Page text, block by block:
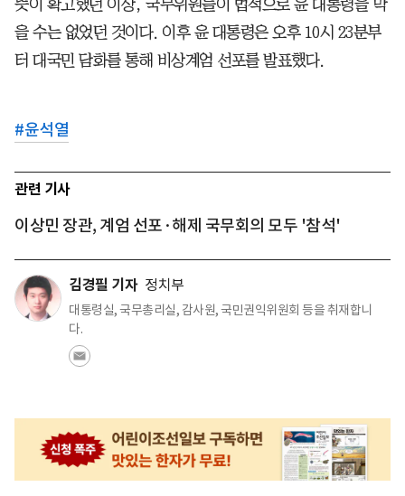
뜻이 확고했던 이상, 국무위원들이 법적으로 윤 대통령을 막
을 수는 없었던 것이다. 이후 윤 대통령은 오후 10시 23분부
터 대국민 담화를 통해 비상계엄 선포를 발표했다.
#윤석열
관련 기사
이상민 장관, 계엄 선포·해제 국무회의 모두 '참석'
김경필 기자 정치부
대통령실, 국무총리실, 감사원, 국민권익위원회 등을 취재합니
다.